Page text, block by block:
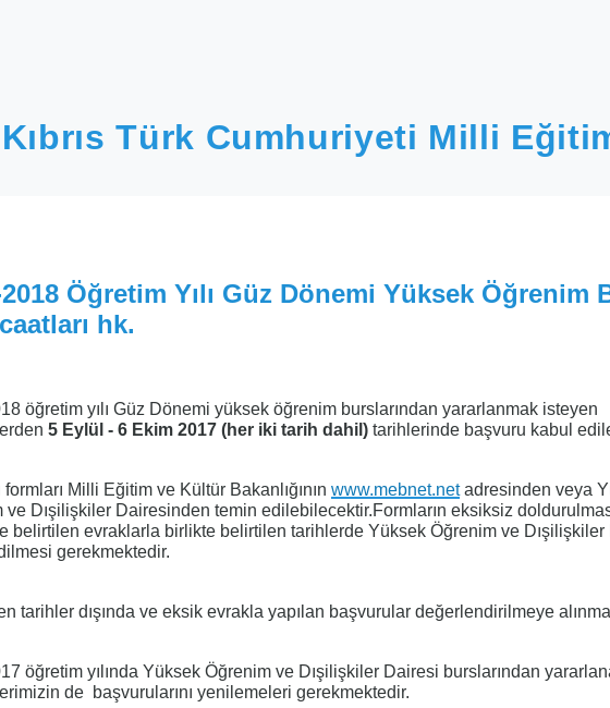
Türk Cumhuriyeti Milli
Öğretim Yılı Güz Dönemi Yüksek Öğrenim
hk.
öğretim yılı Güz Dönemi yüksek öğrenim burslarından yararlanmak isteyen
5 Eylül - 6 Ekim 2017 (her iki tarih dahil) tarihlerinde başvuru kabul
Milli Eğitim ve Kültür Bakanlığının www.mebnet.netadresinden veya
ve Dışilişkiler Dairesinden temin edilebilecektir.Formların eksiksiz
belirtilen evraklarla birlikte belirtilen tarihlerde Yüksek Öğrenim ve Dışilişkiler
gerekmektedir.
tarihler dışında ve eksik evrakla yapılan başvurular değerlendirilmeye
öğretim yılında Yüksek Öğrenim ve Dışilişkiler Dairesi burslarından
de başvurularını yenilemeleri gerekmektedir.